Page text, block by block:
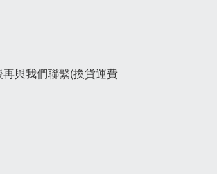
與我們聯繫(換貨運費